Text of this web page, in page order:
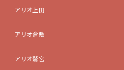
アリオ上田
アリオ倉敷
アリオ鷲宮